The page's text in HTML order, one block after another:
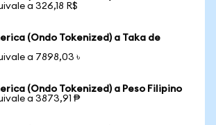
a 326,18 R$
(Ondo Tokenized) a Taka de
a 7898,03 ৳
(Ondo Tokenized) a Peso Filipino
a 3873,91 ₱